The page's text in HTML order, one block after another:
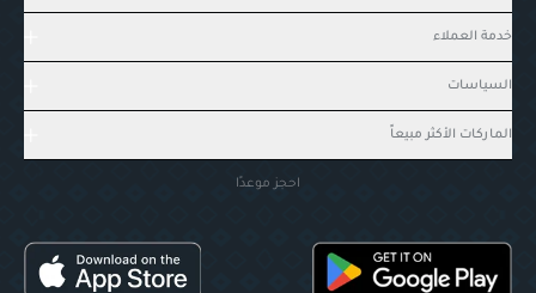
خدمة العملاء
السياسات
الماركات الأكثر مبيعاً
احجز موعدًا